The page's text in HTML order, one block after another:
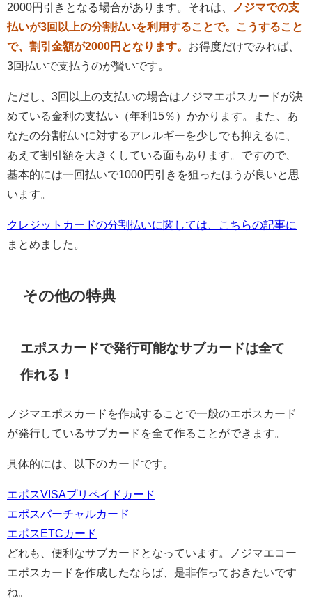
2000円引きとなる場合があります。それは、
ノジマでの支
払いが3回以上の分割払いを利用することで。こうすること
で、割引金額が2000円となります。
お得度だけでみれば、
3回払いで支払うのが賢いです。
ただし、3回以上の支払いの場合はノジマエポスカードが決
めている金利の支払い（年利15％）かかります。また、あ
なたの分割払いに対するアレルギーを少しでも抑えるに、
あえて割引額を大きくしている面もあります。ですので、
基本的には一回払いで1000円引きを狙ったほうが良いと思
います。
クレジットカードの分割払いに関しては、こちらの記事に
まとめました。
その他の特典
エポスカードで発行可能なサブカードは全て
作れる！
ノジマエポスカードを作成することで一般のエポスカード
が発行しているサブカードを全て作ることができます。
具体的には、以下のカードです。
エポスVISAプリペイドカード
エポスバーチャルカード
エポスETCカード
どれも、便利なサブカードとなっています。ノジマエコー
エポスカードを作成したならば、是非作っておきたいです
ね。